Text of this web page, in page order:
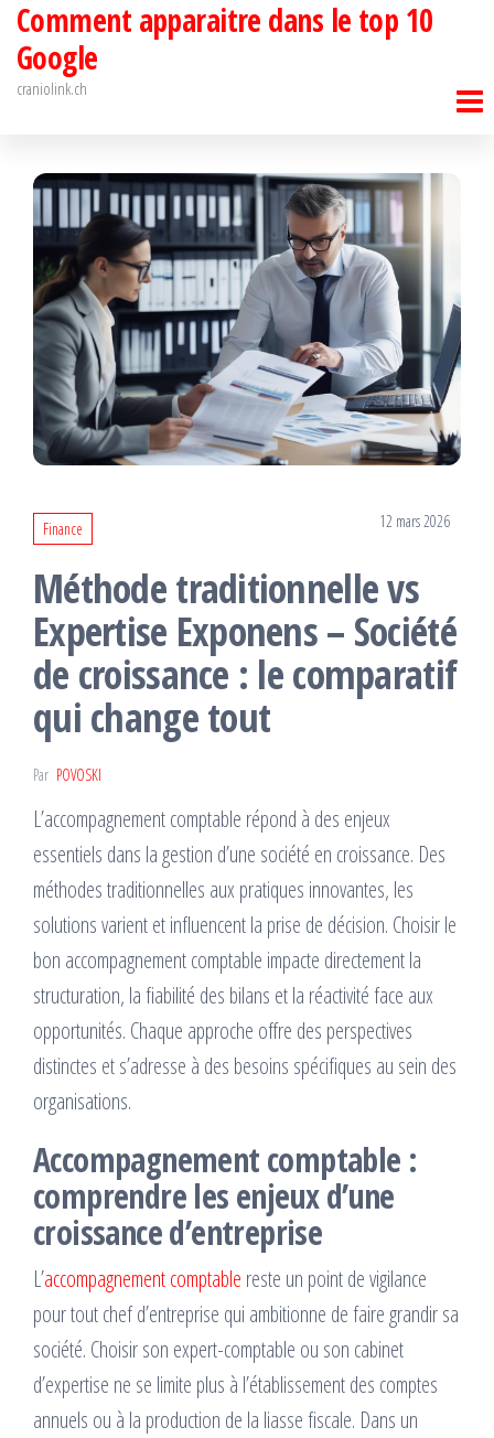
Passer
contenu
Comment apparaitre dans le top 10
Google
craniolink.ch
Finance 12 mars 2026
Méthode traditionnelle vs
Expertise Exponens – Société
de croissance : le comparatif
qui change tout
Par POVOSKI
L’accompagnement comptable répond à des enjeux
essentiels dans la gestion d’une société en croissance. Des
méthodes traditionnelles aux pratiques innovantes, les
solutions varient et influencent la prise de décision. Choisir le
bon accompagnement comptable impacte directement la
structuration, la fiabilité des bilans et la réactivité face aux
opportunités. Chaque approche offre des perspectives
distinctes et s’adresse à des besoins spécifiques au sein des
organisations.
Accompagnement comptable :
comprendre les enjeux d’une
croissance d’entreprise
L’accompagnement comptable reste un point de vigilance
pour tout chef d’entreprise qui ambitionne de faire grandir sa
société. Choisir son expert-comptable ou son cabinet
d’expertise ne se limite plus à l’établissement des comptes
annuels ou à la production de la liasse fiscale. Dans un